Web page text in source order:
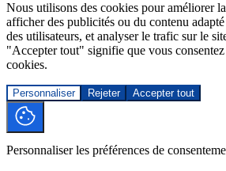
Nous utilisons des cookies pour améliorer
afficher des publicités ou du contenu
des utilisateurs, et analyser le trafic sur le
"Accepter tout" signifie que vous
cookies.
Personnaliser Rejeter Accepter tout
Personnaliser les préférences de